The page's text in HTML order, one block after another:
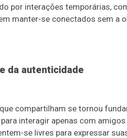
por interações temporárias,
manter-se conectados sem a
da autenticidade
compartilham se tornou
interagir apenas com
se livres para expressar